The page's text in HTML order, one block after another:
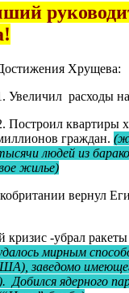
Хрущева:
Увеличил расходы
Построил квартиры
граждан.
людей из
жилье)
вернул
кризис -убрал
мирным
заведомо
Добился ядерного